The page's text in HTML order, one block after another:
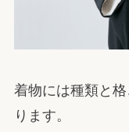
着物には種類と
ります。